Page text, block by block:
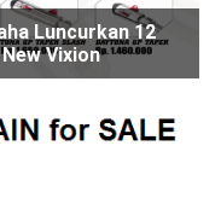
Luncurkan 12
Vixion